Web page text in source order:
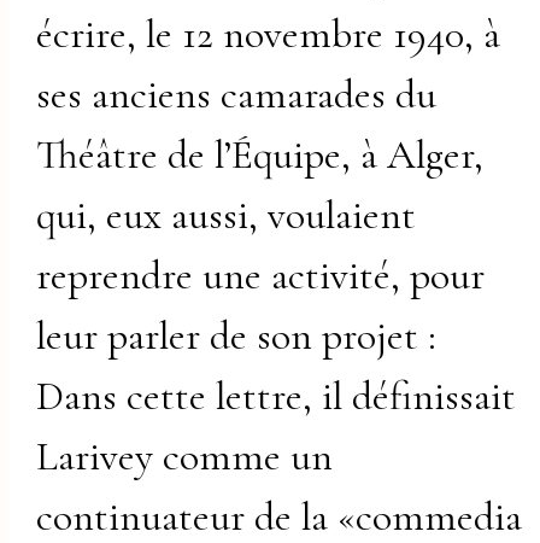
écrire, le 12 novembre 1940, à
ses anciens camarades du
Théâtre de l’Équipe, à Alger,
qui, eux aussi, voulaient
reprendre une activité, pour
leur parler de son projet :
Dans cette lettre, il définissait
Larivey comme un
continuateur de la «commedia